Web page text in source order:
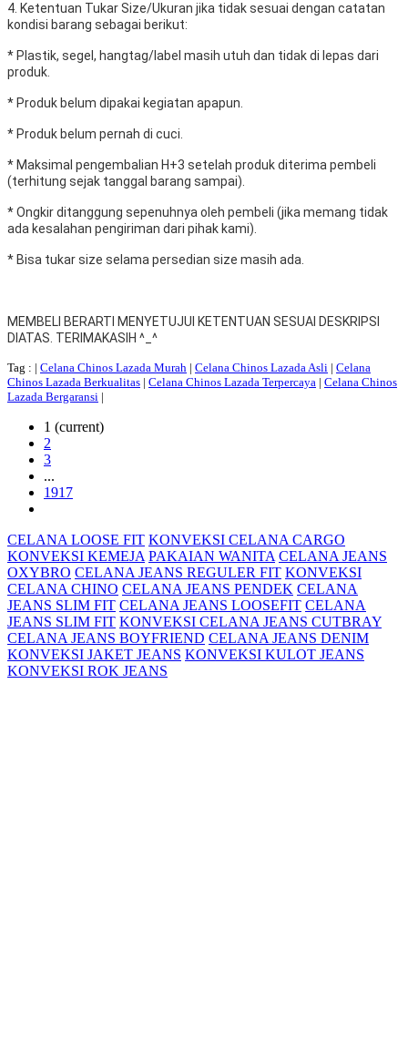
4. Ketentuan Tukar Size/Ukuran jika tidak sesuai dengan catatan
kondisi barang sebagai berikut:
* Plastik, segel, hangtag/label masih utuh dan tidak di lepas dari
produk.
* Produk belum dipakai kegiatan apapun.
* Produk belum pernah di cuci.
* Maksimal pengembalian H+3 setelah produk diterima pembeli
(terhitung sejak tanggal barang sampai).
* Ongkir ditanggung sepenuhnya oleh pembeli (jika memang tidak
ada kesalahan pengiriman dari pihak kami).
* Bisa tukar size selama persedian size masih ada.
MEMBELI BERARTI MENYETUJUI KETENTUAN SESUAI DESKRIPSI
DIATAS. TERIMAKASIH ^_^
Tag : | Celana Chinos Lazada Murah | Celana Chinos Lazada Asli | Celana
Chinos Lazada Berkualitas | Celana Chinos Lazada Terpercaya | Celana Chinos
Lazada Bergaransi |
1 (current)
2
3
...
1917
CELANA LOOSE FIT KONVEKSI CELANA CARGO
KONVEKSI KEMEJA PAKAIAN WANITA CELANA JEANS
OXYBRO CELANA JEANS REGULER FIT KONVEKSI
CELANA CHINO CELANA JEANS PENDEK CELANA
JEANS SLIM FIT CELANA JEANS LOOSEFIT CELANA
JEANS SLIM FIT KONVEKSI CELANA JEANS CUTBRAY
CELANA JEANS BOYFRIEND CELANA JEANS DENIM
KONVEKSI JAKET JEANS KONVEKSI KULOT JEANS
KONVEKSI ROK JEANS